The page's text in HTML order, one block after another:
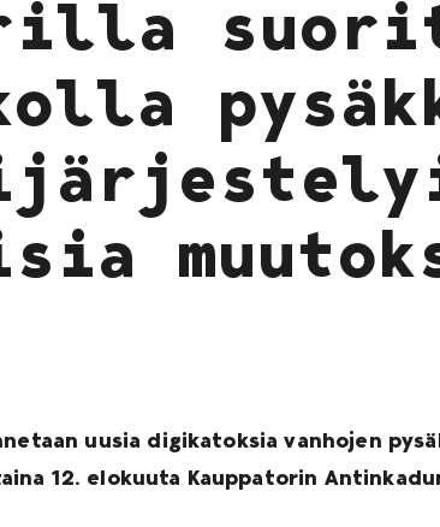
uusia digikatoksia vanhojen
12. elokuuta Kauppatorin